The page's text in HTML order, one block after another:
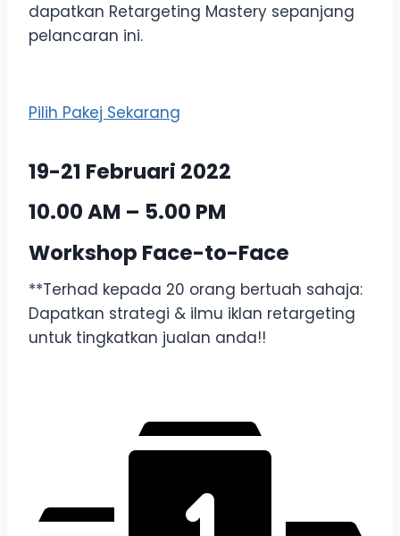
dapatkan Retargeting Mastery sepanjang
pelancaran ini.
Pilih Pakej Sekarang
19-21 Februari 2022
10.00 AM – 5.00 PM
Workshop Face-to-Face
**Terhad kepada 20 orang bertuah sahaja:
Dapatkan strategi & ilmu iklan retargeting
untuk tingkatkan jualan anda!!